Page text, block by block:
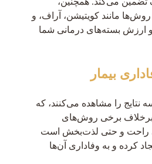
روش‌ها مانند کویتیشن، آر‌اف، و
و ارزش بسته‌های درمانی شما
بیمار
نتایج را مشاهده می‌کنند، که
برخلاف برخی روش‌های
راحت و حتی لذت‌بخش است
کرده و به وفاداری آن‌ها